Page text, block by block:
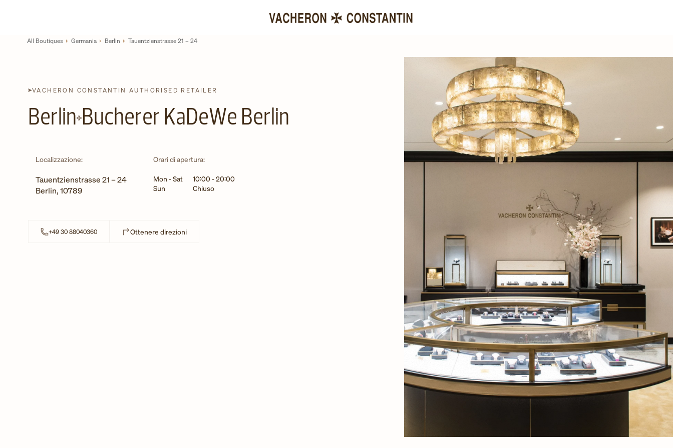
Return to Nav
All Boutiques Germania Berlin Tauentzienstrasse 21 – 24
VACHERON CONSTANTIN AUTHORISED RETAILER
Berlin Bucherer KaDeWe Berlin
Localizzazione:
Tauentzienstrasse 21 – 24
Berlin,10789
Orari di apertura:
Giorno della settimanaOre
Mon - Sat 10:00-20:00
Sun
Chiuso
+49 30 88040360 Ottenere direzioniLink Opens in New Tab